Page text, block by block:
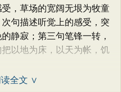
，草场的宽阔无垠为牧童
句描述听觉上的感受，突
静寂；第三句笔锋一转，
以地为床，以天为帐，饥
全文 ∨